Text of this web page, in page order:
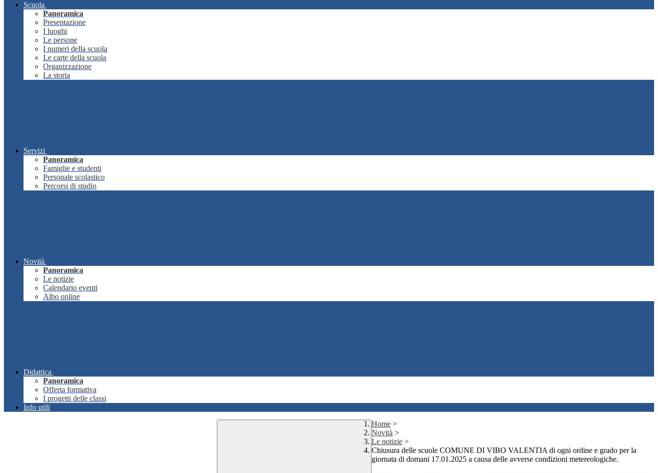
Scuola
Panoramica
Presentazione
I luoghi
Le persone
I numeri della scuola
Le carte della scuola
Organizzazione
La storia
Servizi
Panoramica
Famiglie e studenti
Personale scolastico
Percorsi di studio
Novità
Panoramica
Le notizie
Calendario eventi
Albo online
Didattica
Panoramica
Offerta formativa
I progetti delle classi
Info utili
Home >
Novità >
Le notizie >
Chiusura delle scuole COMUNE DI VIBO VALENTIA di ogni ordine e grado per la
giornata di domani 17.01.2025 a causa delle avverse condizioni metereologiche.